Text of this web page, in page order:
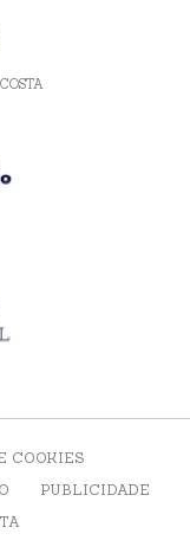
COOKIES
PUBLICIDADE